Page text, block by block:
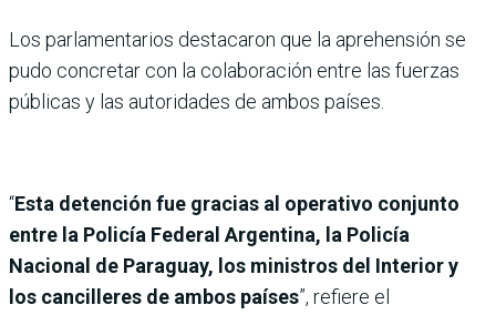
Los parlamentarios destacaron que la aprehensión se
pudo concretar con la colaboración entre las fuerzas
públicas y las autoridades de ambos países.
“Esta detención fue gracias al operativo conjunto
entre la Policía Federal Argentina, la Policía
Nacional de Paraguay, los ministros del Interior y
los cancilleres de ambos países”, refiere el